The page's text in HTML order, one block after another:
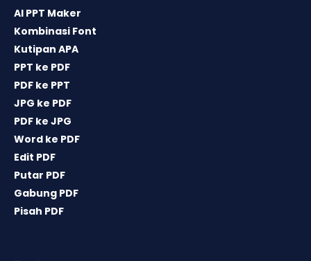
AI PPT Maker
Kombinasi Font
Kutipan APA
PPT ke PDF
PDF ke PPT
JPG ke PDF
PDF ke JPG
Word ke PDF
Edit PDF
Putar PDF
Gabung PDF
Pisah PDF